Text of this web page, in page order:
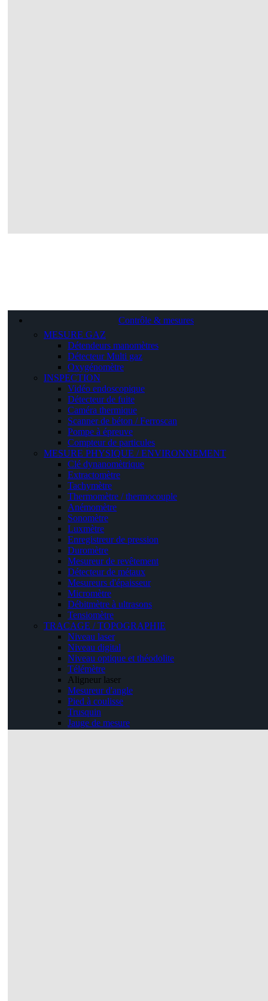
Contrôle & mesures
MESURE GAZ
Détendeurs manomètres
Détecteur Multi gaz
Oxygénomètre
INSPECTION
Vidéo endoscopique
Détecteur de fuite
Caméra thermique
Scanner de béton / Ferroscan
Pompe à épreuve
Compteur de particules
MESURE PHYSIQUE / ENVIRONNEMENT
Clé dynanomètrique
Extractomètre
Tachymètre
Thermomètre / thermocouple
Anémomètre
Sonomètre
Luxmètre
Enregistreur de pression
Duromètre
Mesureur de revêtement
Détecteur de métaux
Mesureurs d'épaisseur
Micromètre
Débitmètre à ultrasons
Tensiomètre
TRACAGE / TOPOGRAPHIE
Niveau laser
Niveau digital
Niveau optique et théodolite
Télémètre
Aligneur laser
Mesureur d'angle
Pied à coulisse
Trusquin
Jauge de mesure